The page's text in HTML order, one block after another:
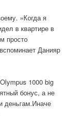
»Когда я
в квартире в
просто
Данияр
1000 big
бонус, а не
деньгам.Иначе